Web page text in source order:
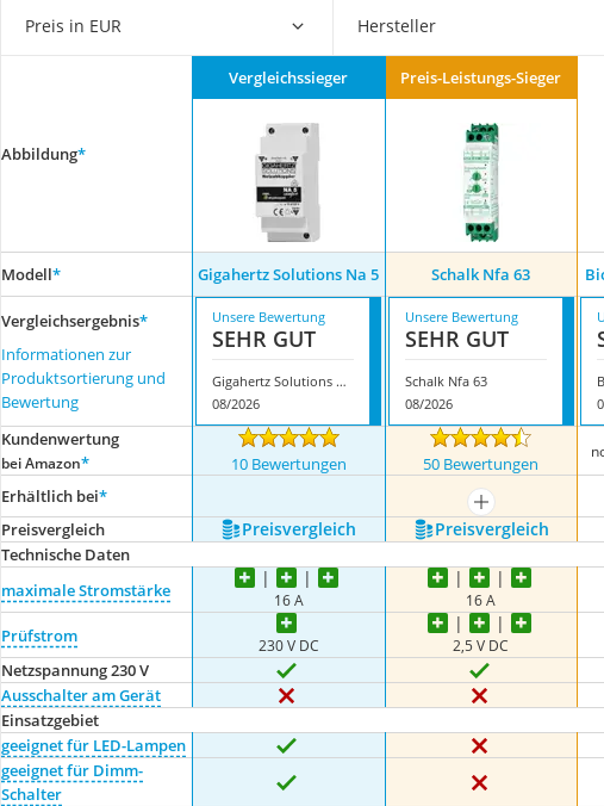
Service
Preis in EUR Hersteller
Abbildung*
Vergleichssieger Preis-Leistungs-Sieger
Modell* Gigahertz Solutions Na 5 Schalk Nfa 63
Vergleichsergebnis*
Informationen zur
Produktsortierung und
Bewertung
Unsere Bewertung
SEHR GUT
Gigahertz Solutions Na 5
08/2026
Unsere Bewertung
SEHR GUT
Schalk Nfa 63
08/2026
Kundenwertung
bei Amazon* 10 Bewertungen 50 Bewertungen
Erhältlich bei*
mehr anzeigen
Preis­vergleich
Preis­vergleich Preis­vergleich
Technische Daten
maximale Stromstärke
16 A 16 A
Prüfstrom 230 V DC 2,5 V DC
Netzspannung 230 V
Ausschalter am Gerät
Einsatzgebiet
geeignet für LED-Lampen
geeignet für Dimm-
Schalter